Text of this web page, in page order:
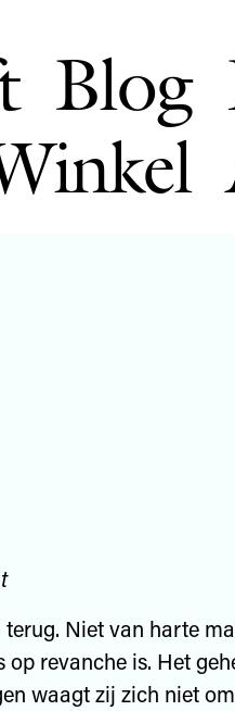
Blog
terug. Niet van harte
op revanche is. Het
waagt zij zich niet